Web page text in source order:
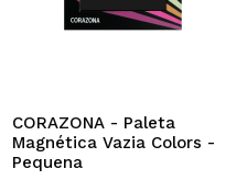
CORAZONA - Paleta
Magnética Vazia Colors -
Pequena